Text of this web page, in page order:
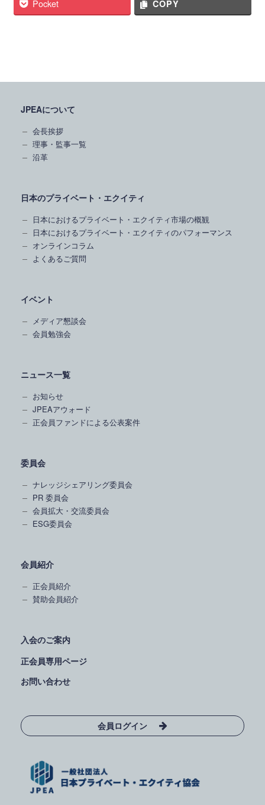
Pocket COPY
JPEAについて
会長挨拶
理事・監事一覧
沿革
日本のプライベート・エクイティ
日本におけるプライベート・エクイティ市場の概観
日本におけるプライベート・エクイティのパフォーマンス
オンラインコラム
よくあるご質問
イベント
メディア懇談会
会員勉強会
ニュース一覧
お知らせ
JPEAアウォード
正会員ファンドによる公表案件
委員会
ナレッジシェアリング委員会
PR 委員会
会員拡大・交流委員会
ESG委員会
会員紹介
正会員紹介
賛助会員紹介
入会のご案内
正会員専用ページ
お問い合わせ
会員ログイン